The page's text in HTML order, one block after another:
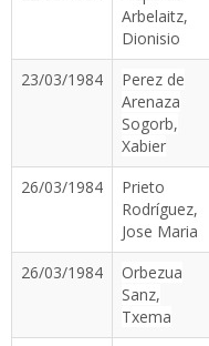
Arbelaitz,
Dionisio
23/03/1984
Perez de
Arenaza
Sogorb,
Xabier
26/03/1984
Prieto
Rodríguez,
Jose Maria
26/03/1984
Orbezua
Sanz,
Txema